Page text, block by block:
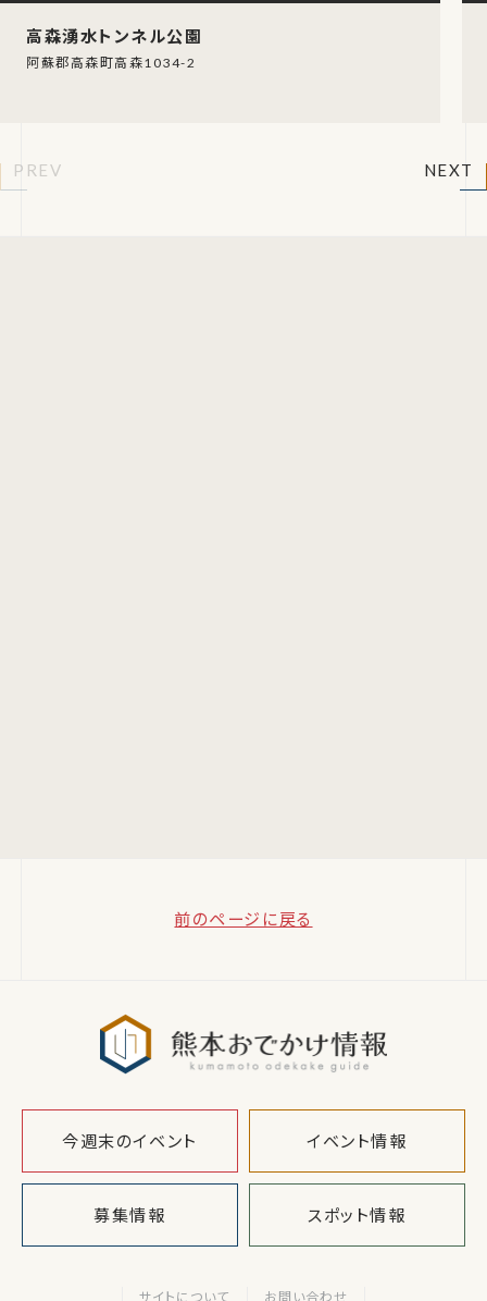
高森湧水トンネル公園
阿蘇郡高森町高森1034-2
PREV NEXT
前のページに戻る
今週末のイベント イベント情報
募集情報 スポット情報
サイトについて お問い合わせ